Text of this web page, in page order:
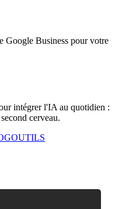
Google Business pour votre
intégrer l'IA au quotidien :
cerveau.
OUTILS